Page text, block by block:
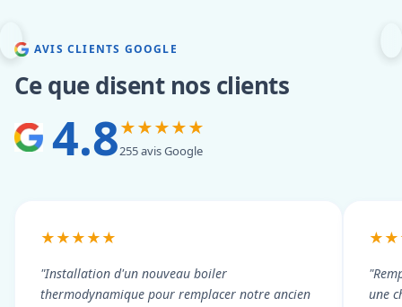
AVIS CLIENTS GOOGLE
Ce que disent nos clients
4.8★★★★★
255 avis Google
★★★★★
"Installation d'un nouveau boiler
thermodynamique pour remplacer notre ancien
une